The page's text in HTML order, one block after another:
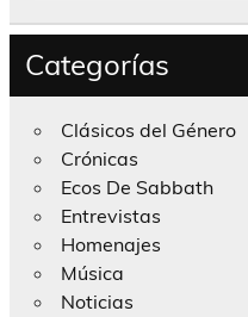
Categorías
Clásicos del Género
Crónicas
Ecos De Sabbath
Entrevistas
Homenajes
Música
Noticias